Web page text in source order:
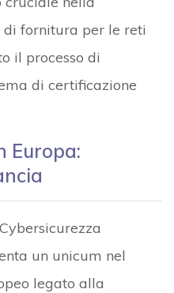
fornitura per le reti
il processo di
di certificazione
Europa:
un unicum nel
legato alla